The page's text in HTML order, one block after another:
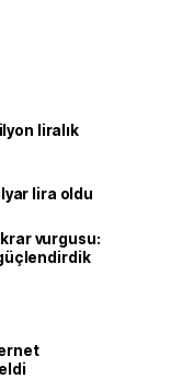
liralık
lira oldu
vurgusu:
güçlendirdik